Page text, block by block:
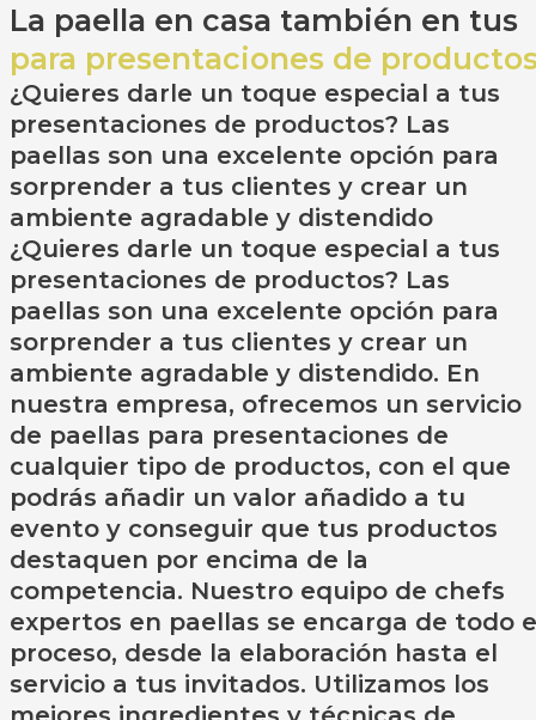
La paella en casa también en tus
para presentaciones de
¿Quieres darle un toque especial a tus
presentaciones de productos? Las
paellas son una excelente opción para
sorprender a tus clientes y crear un
ambiente agradable y distendido
¿Quieres darle un toque especial a tus
presentaciones de productos? Las
paellas son una excelente opción para
sorprender a tus clientes y crear un
ambiente agradable y distendido. En
nuestra empresa, ofrecemos un servicio
de paellas para presentaciones de
cualquier tipo de productos, con el que
podrás añadir un valor añadido a tu
evento y conseguir que tus productos
destaquen por encima de la
competencia. Nuestro equipo de chefs
expertos en paellas se encarga de todo
proceso, desde la elaboración hasta el
servicio a tus invitados. Utilizamos los